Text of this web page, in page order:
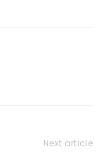
Next article